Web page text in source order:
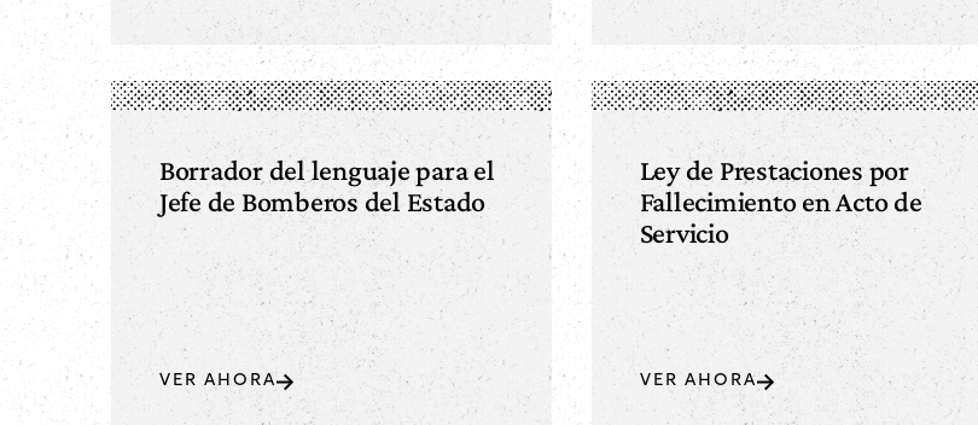
Borrador del lenguaje para el
Jefe de Bomberos del Estado
VER AHORA
Ley de Prestaciones por
Fallecimiento en Acto de
Servicio
VER AHORA